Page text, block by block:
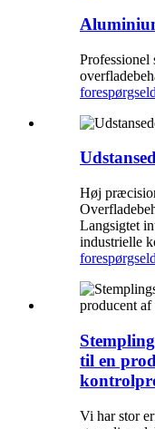
Professionel
forespørgsel
Høj
Langsigtet
industrielle
forespørgsel
til en
Vi har stor